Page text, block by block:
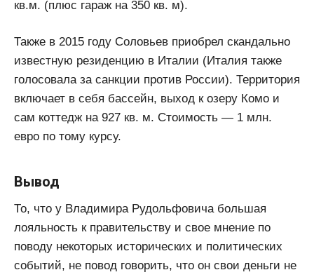
кв.м. (плюс гараж на 350 кв. м).
Также в 2015 году Соловьев приобрел скандально
известную резиденцию в Италии (Италия также
голосовала за санкции против России). Территория
включает в себя бассейн, выход к озеру Комо и
сам коттедж на 927 кв. м. Стоимость — 1 млн.
евро по тому курсу.
Вывод
То, что у Владимира Рудольфовича большая
лояльность к правительству и свое мнение по
поводу некоторых исторических и политических
событий, не повод говорить, что он свои деньги не